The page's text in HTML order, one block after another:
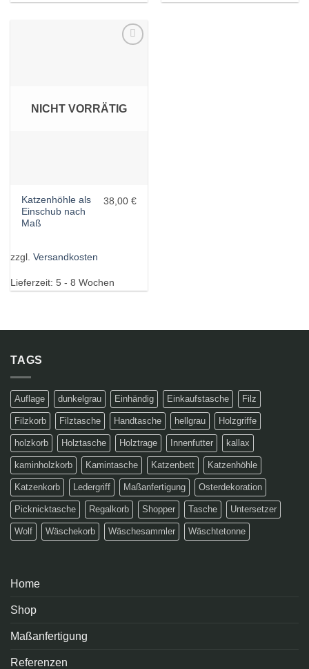
NICHT VORRÄTIG
Katzenhöhle als
Einschub nach
Maß
38,00 €
zzgl. Versandkosten
Lieferzeit: 5 - 8 Wochen
TAGS
Auflage dunkelgrau Einhändig Einkaufstasche Filz
Filzkorb Filztasche Handtasche hellgrau Holzgriffe
holzkorb Holztasche Holztrage Innenfutter kallax
kaminholzkorb Kamintasche Katzenbett Katzenhöhle
Katzenkorb Ledergriff Maßanfertigung Osterdekoration
Picknicktasche Regalkorb Shopper Tasche Untersetzer
Wolf Wäschekorb Wäschesammler Wäschtetonne
Home
Shop
Maßanfertigung
Referenzen